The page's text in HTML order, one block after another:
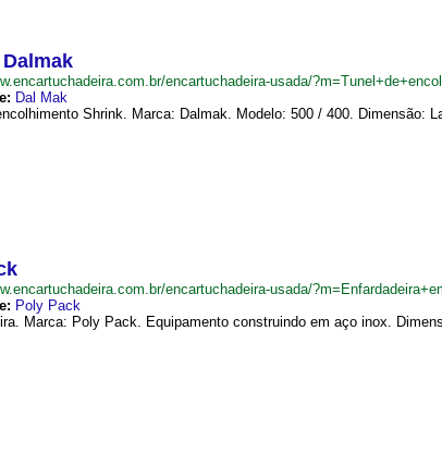
encartuchadeira-usada/
Dal Mak
Shrink. Marca: Dalmak. Modelo: 500 / 400. Dimensão:
encartuchadeira-usada/
Poly Pack
Marca: Poly Pack. Equipamento construindo em aço inox.